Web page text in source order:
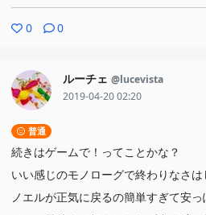
0 0
ルーチェ @lucevista
2019-04-20 02:20
普通
続きはゲームで！ってことかな？
いい感じのモノローグで終わりなさ
ノエルが正気に戻るの簡単すぎて安